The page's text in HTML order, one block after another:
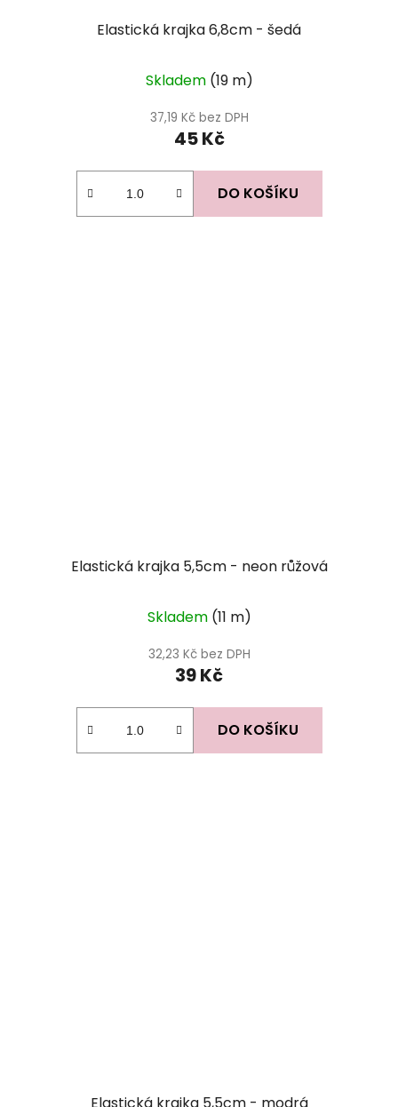
Elastická krajka 6,8cm - šedá
Skladem (19 m)
37,19 Kč bez DPH
45 Kč
DO KOŠÍKU
Elastická krajka 5,5cm - neon růžová
Skladem (11 m)
32,23 Kč bez DPH
39 Kč
DO KOŠÍKU